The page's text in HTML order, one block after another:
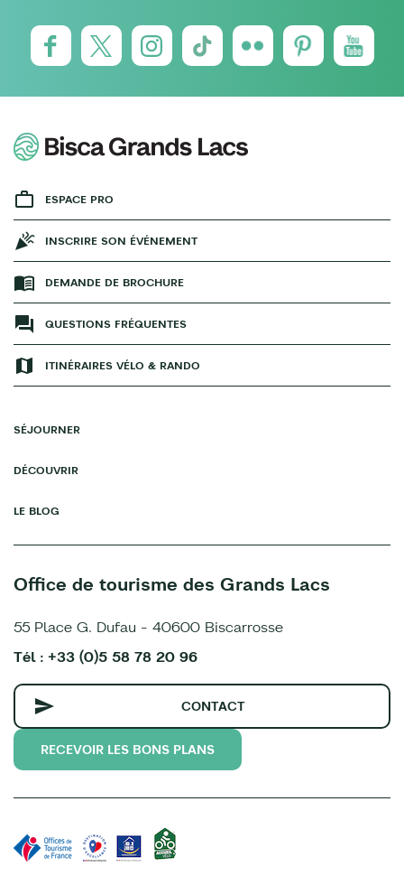
ESPACE PRO
INSCRIRE SON ÉVÉNEMENT
DEMANDE DE BROCHURE
QUESTIONS FRÉQUENTES
ITINÉRAIRES VÉLO & RANDO
SÉJOURNER
DÉCOUVRIR
LE BLOG
Office de tourisme des Grands Lacs
55 Place G. Dufau - 40600 Biscarrosse
Tél : +33 (0)5 58 78 20 96
CONTACT
RECEVOIR LES BONS PLANS